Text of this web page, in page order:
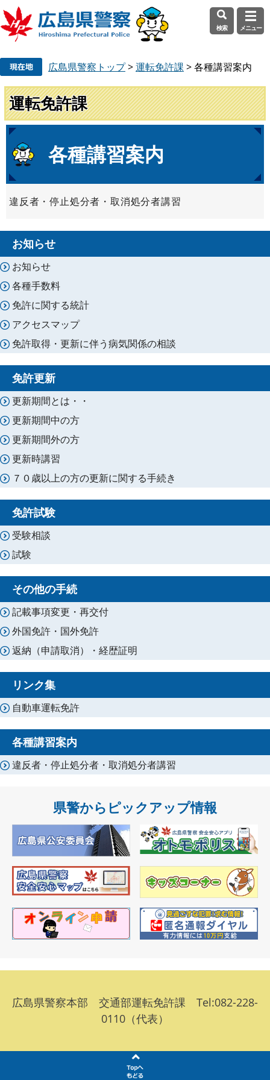
の
先
頭
ー
を
飛
本
文
検索 メニュー
広島県警察トップ>運転免許課>各種講習案内
運転免許課
文
各種講習案内
違反者・停止処分者・取消処分者講習
お知らせ
お知らせ
各種手数料
免許に関する統計
アクセスマップ
免許取得・更新に伴う病気関係の相談
免許更新
更新期間とは・・
更新期間中の方
更新期間外の方
更新時講習
７０歳以上の方の更新に関する手続き
免許試験
受験相談
試験
その他の手続
記載事項変更・再交付
外国免許・国外免許
返納（申請取消）・経歴証明
リンク集
自動車運転免許
各種講習案内
違反者・停止処分者・取消処分者講習
県警からピックアップ情報
広島県警察本部 交通部運転免許課 Tel:082-228-
0110（代表）